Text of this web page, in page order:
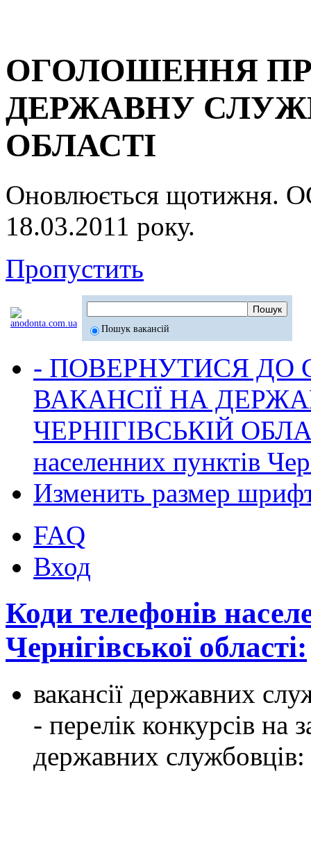
ОГОЛОШЕННЯ
ДЕРЖАВНУ
ОБЛАСТІ
Оновлюється
18.03.2011 року.
Пропустить
Пошук вакансій
- ПОВЕРНУТИСЯ ДО
ВАКАНСІЇ НА
ЧЕРНІГІВСЬКІЙ
населенних пунктів
Изменить размер
FAQ
Вход
Коди телефонів
Чернігівської області:
вакансії державних
- перелік конкурсів на
державних службовців: